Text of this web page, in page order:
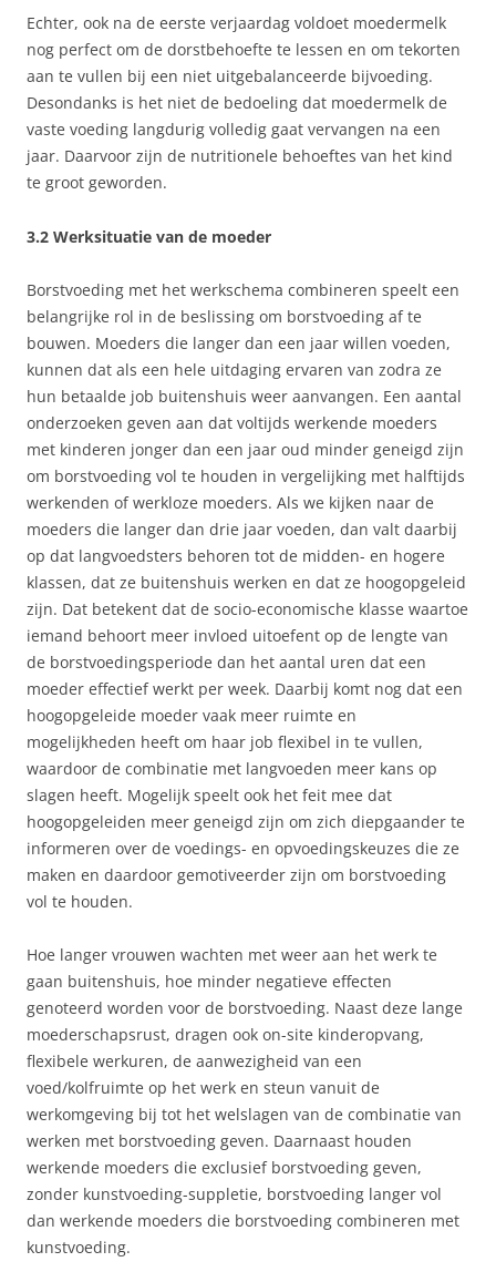
Echter, ook na de eerste verjaardag voldoet moedermelk
nog perfect om de dorstbehoefte te lessen en om tekorten
aan te vullen bij een niet uitgebalanceerde bijvoeding.
Desondanks is het niet de bedoeling dat moedermelk de
vaste voeding langdurig volledig gaat vervangen na een
jaar. Daarvoor zijn de nutritionele behoeftes van het kind
te groot geworden.
3.2 Werksituatie van de moeder
Borstvoeding met het werkschema combineren speelt een
belangrijke rol in de beslissing om borstvoeding af te
bouwen. Moeders die langer dan een jaar willen voeden,
kunnen dat als een hele uitdaging ervaren van zodra ze
hun betaalde job buitenshuis weer aanvangen. Een aantal
onderzoeken geven aan dat voltijds werkende moeders
met kinderen jonger dan een jaar oud minder geneigd zijn
om borstvoeding vol te houden in vergelijking met halftijds
werkenden of werkloze moeders. Als we kijken naar de
moeders die langer dan drie jaar voeden, dan valt daarbij
op dat langvoedsters behoren tot de midden- en hogere
klassen, dat ze buitenshuis werken en dat ze hoogopgeleid
zijn. Dat betekent dat de socio-economische klasse waartoe
iemand behoort meer invloed uitoefent op de lengte van
de borstvoedingsperiode dan het aantal uren dat een
moeder effectief werkt per week. Daarbij komt nog dat een
hoogopgeleide moeder vaak meer ruimte en
mogelijkheden heeft om haar job flexibel in te vullen,
waardoor de combinatie met langvoeden meer kans op
slagen heeft. Mogelijk speelt ook het feit mee dat
hoogopgeleiden meer geneigd zijn om zich diepgaander te
informeren over de voedings- en opvoedingskeuzes die ze
maken en daardoor gemotiveerder zijn om borstvoeding
vol te houden.
Hoe langer vrouwen wachten met weer aan het werk te
gaan buitenshuis, hoe minder negatieve effecten
genoteerd worden voor de borstvoeding. Naast deze lange
moederschapsrust, dragen ook on-site kinderopvang,
flexibele werkuren, de aanwezigheid van een
voed/kolfruimte op het werk en steun vanuit de
werkomgeving bij tot het welslagen van de combinatie van
werken met borstvoeding geven. Daarnaast houden
werkende moeders die exclusief borstvoeding geven,
zonder kunstvoeding-suppletie, borstvoeding langer vol
dan werkende moeders die borstvoeding combineren met
kunstvoeding.